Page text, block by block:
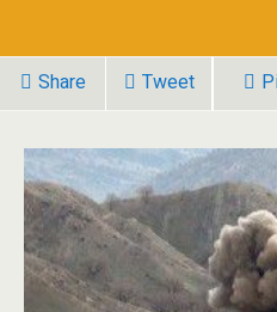
Share Tweet